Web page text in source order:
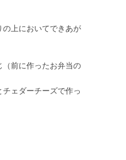
上においてできあが
前に作ったお弁当の
ェダーチーズで作っ